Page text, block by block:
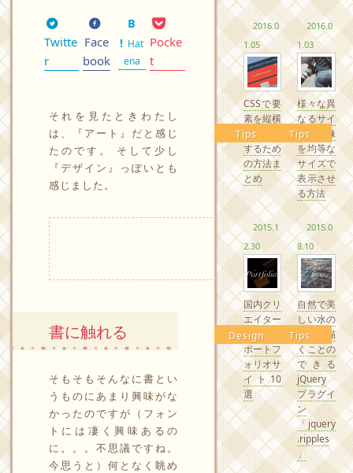
Twitte
r
Face
book
Hat
ena
Pocke
t
それを見たときわたし
は、『アート』だと感じ
たのです。 そして少し
『デザイン』っぽいとも
感じました。
書に触れる
そもそもそんなに書とい
うものにあまり興味がな
かったのですが（フォン
トには凄く興味あるの
に。。。不思議ですね。
今思うと）何となく眺め
2016.0
1.05
Tips
CSSで要
素を縦横
中央配置
するため
の方法ま
とめ
2016.0
1.03
Tips
様々な異
なるサイ
ズの画像
を均等な
サイズで
表示させ
る方法
2015.1
2.30
Design
国内クリ
エイター
の素敵な
ポートフ
ォリオサ
イト10
選
2015.0
8.10
Tips
自然で美
しい水の
波紋を描
くことの
できる
jQuery
プラグイ
ン
「jquery
.ripples
」